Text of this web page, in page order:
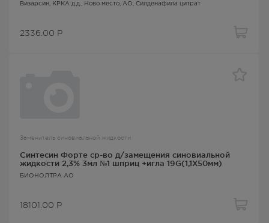
Визарсин , КРКА д.д., Ново место, АО, Силденафила цитрат
2336.00 Р
Заменитель синовиальной жидкости
Синтесин Форте ср-во д/замещения синовиальной
жидкости 2,3% 3мл №1 шприц +игла 19G(1,1Х50мм)
БИОНОЛТРА АО
18101.00 Р